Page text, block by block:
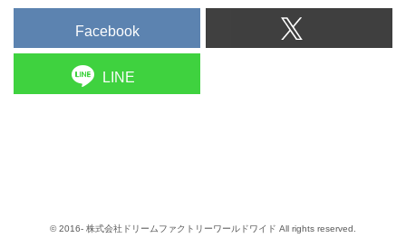
Facebook
LINE
© 2016- 株式会社ドリームファクトリーワールドワイド All rights reserved.